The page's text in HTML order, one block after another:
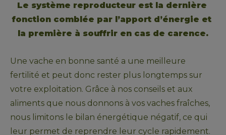
Le système reproducteur est la dernière
fonction comblée par l’apport d’énergie et
la première à souffrir en cas de carence.
Une vache en bonne santé a une meilleure
fertilité et peut donc rester plus longtemps sur
votre exploitation. Grâce à nos conseils et aux
aliments que nous donnons à vos vaches fraîches,
nous limitons le bilan énergétique négatif, ce qui
leur permet de reprendre leur cycle rapidement.